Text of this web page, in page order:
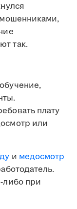
так.
плату
или
и медосмотр
либо при